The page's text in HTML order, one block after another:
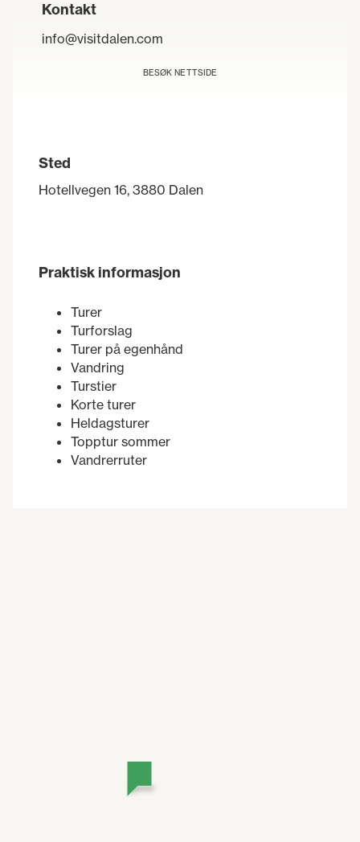
Kontakt
info@visitdalen.com
BESØK NETTSIDE
Sted
Hotellvegen 16, 3880 Dalen
Praktisk informasjon
Turer
Turforslag
Turer på egenhånd
Vandring
Turstier
Korte turer
Heldagsturer
Topptur sommer
Vandrerruter